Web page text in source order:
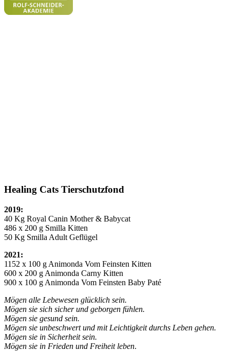
Healing Cats Tierschutzfond
2019:
40 Kg Royal Canin Mother & Babycat
486 x 200 g Smilla Kitten
50 Kg Smilla Adult Geflügel
2021:
1152 x 100 g Animonda Vom Feinsten Kitten
600 x 200 g Animonda Carny Kitten
900 x 100 g Animonda Vom Feinsten Baby Paté
Mögen alle Lebewesen glücklich sein.
Mögen sie sich sicher und geborgen fühlen.
Mögen sie gesund sein.
Mögen sie unbeschwert und mit Leichtigkeit durchs Leben gehen.
Mögen sie in Sicherheit sein.
Mögen sie in Frieden und Freiheit leben.